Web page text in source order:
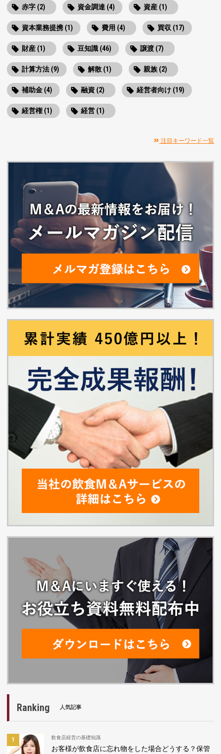
赤字 (2) 資金調達 (4) 資産 (1)
資本業務提携 (1) 費用 (4) 買収 (17)
財産 (1) 豆知識 (46) 譲渡 (7)
計算方法 (9) 解散 (1) 親族 (2)
補助金 (4) 融資 (2) 経営者向け (19)
経営権 (1) 経営 (1)
注目キーワード一覧
Ranking 人気記事
飲食店経営の基礎知識
お客様が飲食店に忘れ物をした場合どうする？保管